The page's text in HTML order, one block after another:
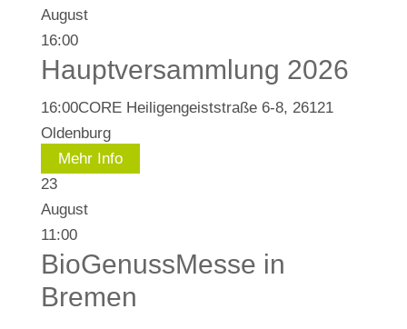
August
16:00
Hauptversammlung 2026
16:00CORE Heiligengeiststraße 6-8, 26121
Oldenburg
Mehr Info
23
August
11:00
BioGenussMesse in
Bremen